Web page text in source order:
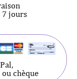
7 jours
chèque